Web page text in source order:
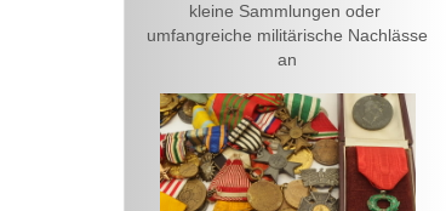
kleine Sammlungen oder
umfangreiche militärische Nachlässe
an